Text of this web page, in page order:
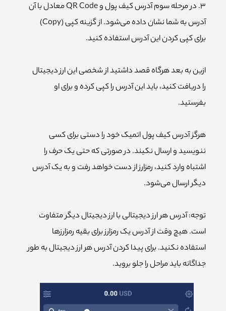
۳. در مرحله سوم آدرس کیف پول و QR Code معادل با آن
آدرس به شما نشان داده می‌شود. از گزینه کپی (Copy)
برای کپی کردن این آدرس استفاده کنید.
ازین به بعد هرگاه قصد داشتید از شخصی این ارز دیجیتال
را دریافت کنید، باید این آدرس را کپی کرده و برای او
بفرستید.
هرگز آدرس کیف پول اتمیک خود را دستی برای کسی
ننویسید و ارسال نکیند. در صورتی که حتی یک حرف را
اشتباه وارد کنید،‌ رمز‌ارز از دست خواهد رفت و به یک آدرس
دیگر ارسال می‌شود.
توجه: آدرس هر ارز دیجیتالی با ارز دیجیتال دیگر متفاوت
است. هیچ وقت از آدرس یک رمزارز برای بقیه رمزارزها
استفاده نکنید. برای پیدا کردن آدرس هر ارز دیجیتال به طور
جداگانه باید مراحل را جلو بروید.